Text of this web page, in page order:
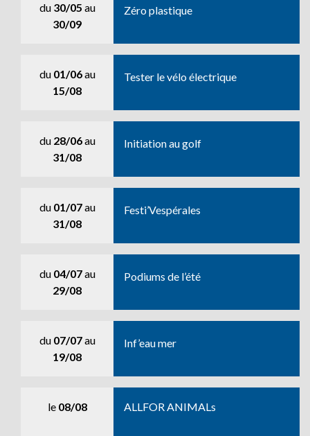
du 30/05 au
30/09
Zéro plastique
du 01/06au
15/08
Tester le vélo électrique
du 28/06au
31/08
Initiation au golf
du 01/07au
31/08
Festi’Vespérales
du 04/07au
29/08
Podiums de l’été
du 07/07au
19/08
Inf’eau mer
le 08/08 ALLFOR ANIMALs